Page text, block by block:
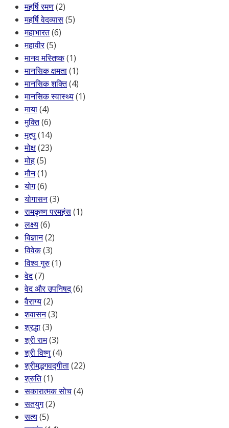
महर्षि रमण(2)
महर्षि वेदव्यास(5)
महाभारत(6)
महावीर(5)
मानव मस्तिष्क(1)
मानसिक क्षमता(1)
मानसिक शक्ति(4)
मानसिक स्वास्थ्य(1)
माया(4)
मुक्ति(6)
मृत्यु(14)
मोक्ष(23)
मोह(5)
मौन(1)
योग(6)
योगासन(3)
रामकृष्ण परमहंस(1)
लक्ष्य(6)
विज्ञान(2)
विवेक(3)
विश्व गुरु(1)
वेद(7)
वेद और उपनिषद्(6)
वैराग्य(2)
शवासन(3)
श्रद्धा(3)
श्री राम(3)
श्री विष्णु(4)
श्रीमद्भगवद्गीता(22)
श्रुति(1)
सकारात्मक सोच(4)
सतयुग(2)
सत्य(5)